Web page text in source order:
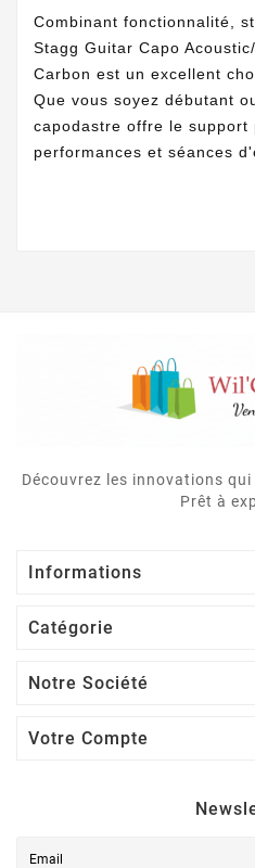
Combinant fonctionnalité,
Stagg Guitar Capo
Carbon est un excellent
Que vous soyez débutant
capodastre offre le support
performances et séances
Découvrez les innovations
Prêt à
Informations
Catégorie
Notre Société
Votre Compte